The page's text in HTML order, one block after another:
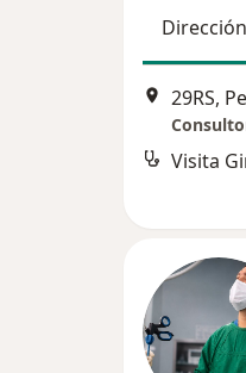
Dirección
29RS,
Visita